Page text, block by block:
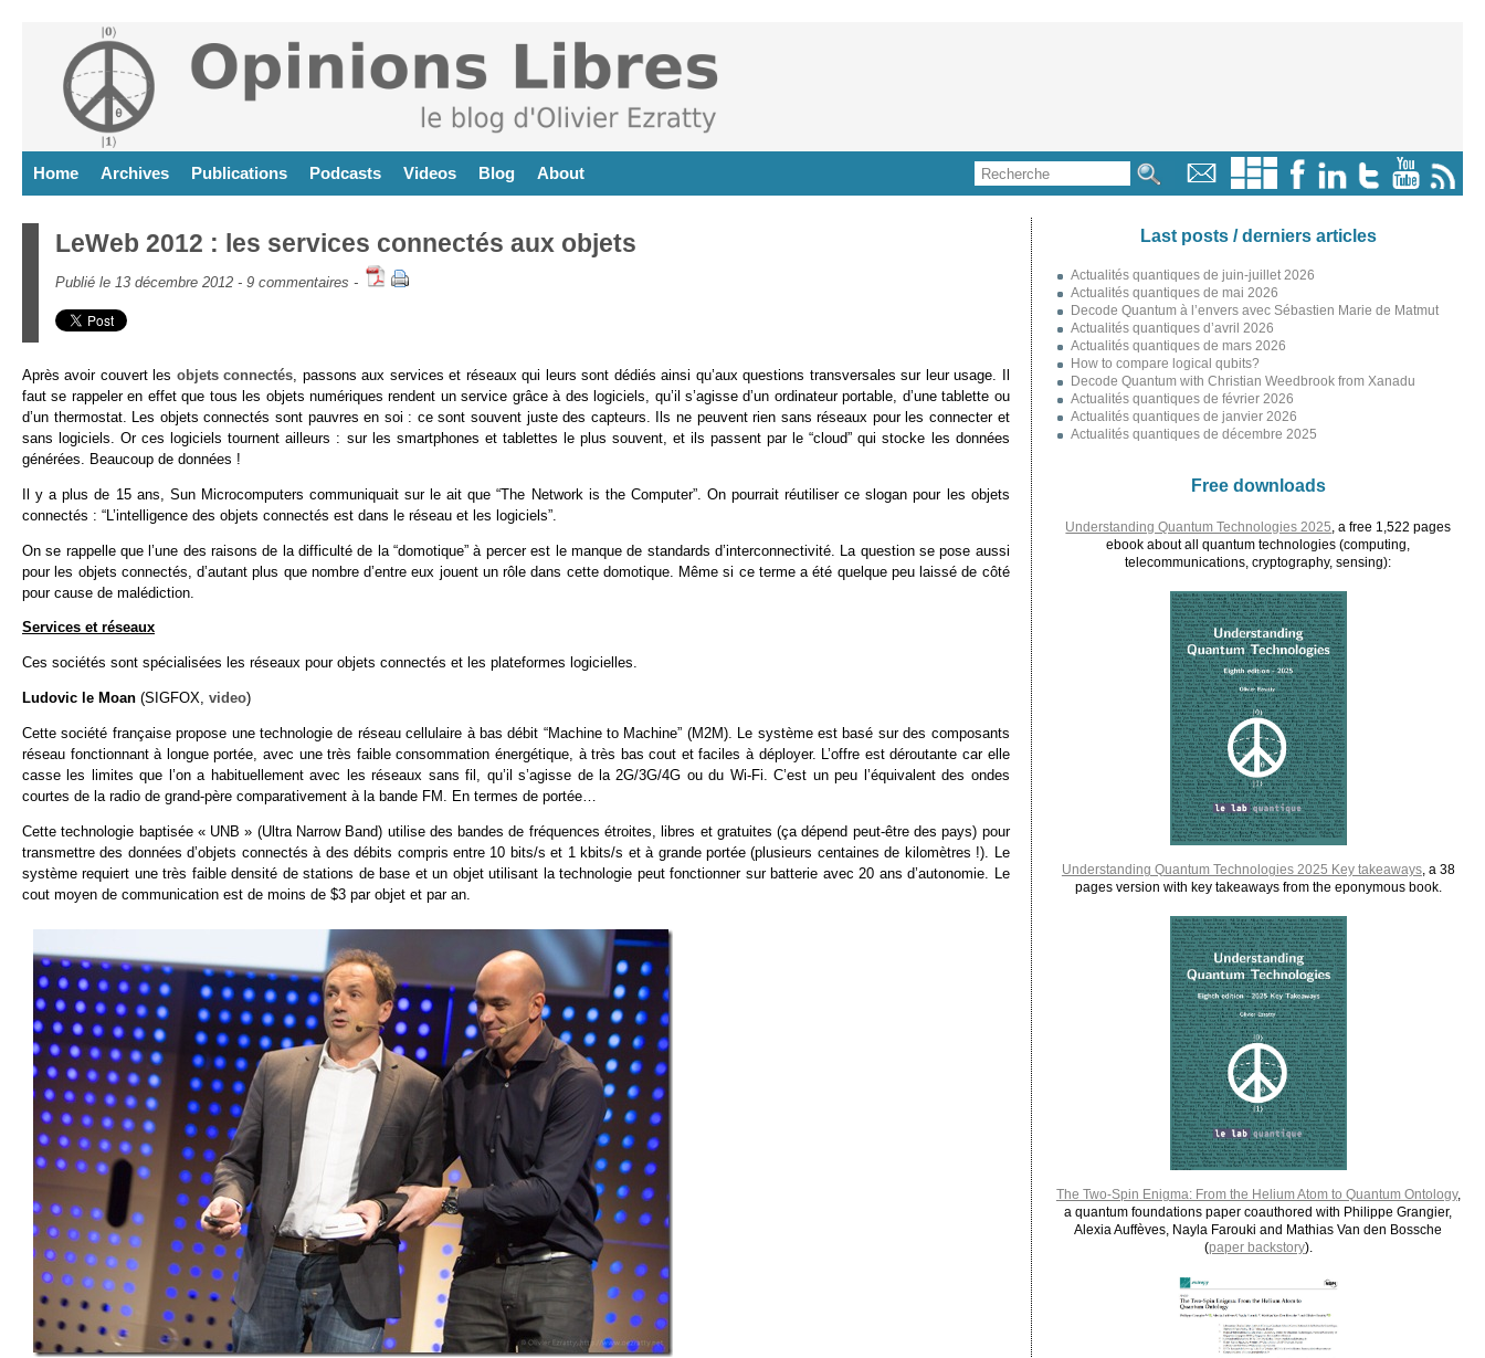
Home Archives Publications Podcasts Videos Blog About
LeWeb 2012 : les services connectés aux objets
Publié le 13 décembre 2012 - 9 commentaires -
Après avoir couvert les objets connectés, passons aux services et réseaux qui leurs sont dédiés ainsi qu’aux questions transversales sur leur usage. Il
faut se rappeler en effet que tous les objets numériques rendent un service grâce à des logiciels, qu’il s’agisse d’un ordinateur portable, d’une tablette ou
d’un thermostat. Les objets connectés sont pauvres en soi : ce sont souvent juste des capteurs. Ils ne peuvent rien sans réseaux pour les connecter et
sans logiciels. Or ces logiciels tournent ailleurs : sur les smartphones et tablettes le plus souvent, et ils passent par le “cloud” qui stocke les données
générées. Beaucoup de données !
Il y a plus de 15 ans, Sun Microcomputers communiquait sur le ait que “The Network is the Computer”. On pourrait réutiliser ce slogan pour les objets
connectés : “L’intelligence des objets connectés est dans le réseau et les logiciels”.
On se rappelle que l’une des raisons de la difficulté de la “domotique” à percer est le manque de standards d’interconnectivité. La question se pose aussi
pour les objets connectés, d’autant plus que nombre d’entre eux jouent un rôle dans cette domotique. Même si ce terme a été quelque peu laissé de côté
pour cause de malédiction.
Services et réseaux
Ces sociétés sont spécialisées les réseaux pour objets connectés et les plateformes logicielles.
Ludovic le Moan (SIGFOX, video)
Cette société française propose une technologie de réseau cellulaire à bas débit “Machine to Machine” (M2M). Le système est basé sur des composants
réseau fonctionnant à longue portée, avec une très faible consommation énergétique, à très bas cout et faciles à déployer. L’offre est déroutante car elle
casse les limites que l’on a habituellement avec les réseaux sans fil, qu’il s’agisse de la 2G/3G/4G ou du Wi-Fi. C’est un peu l’équivalent des ondes
courtes de la radio de grand-père comparativement à la bande FM. En termes de portée…
Cette technologie baptisée « UNB » (Ultra Narrow Band) utilise des bandes de fréquences étroites, libres et gratuites (ça dépend peut-être des pays) pour
transmettre des données d’objets connectés à des débits compris entre 10 bits/s et 1 kbits/s et à grande portée (plusieurs centaines de kilomètres !). Le
système requiert une très faible densité de stations de base et un objet utilisant la technologie peut fonctionner sur batterie avec 20 ans d’autonomie. Le
cout moyen de communication est de moins de $3 par objet et par an.
Last posts / derniers articles
Actualités quantiques de juin-juillet 2026
Actualités quantiques de mai 2026
Decode Quantum à l’envers avec Sébastien Marie de Matmut
Actualités quantiques d’avril 2026
Actualités quantiques de mars 2026
How to compare logical qubits?
Decode Quantum with Christian Weedbrook from Xanadu
Actualités quantiques de février 2026
Actualités quantiques de janvier 2026
Actualités quantiques de décembre 2025
Free downloads
Understanding Quantum Technologies 2025 , a free 1,522 pages
ebook about all quantum technologies (computing,
telecommunications, cryptography, sensing):
Understanding Quantum Technologies 2025 Key takeaways, a 38
pages version with key takeaways from the eponymous book.
The Two-Spin Enigma: From the Helium Atom to Quantum Ontology,
a quantum foundations paper coauthored with Philippe Grangier,
Alexia Auffèves, Nayla Farouki and Mathias Van den Bossche
(paper backstory).